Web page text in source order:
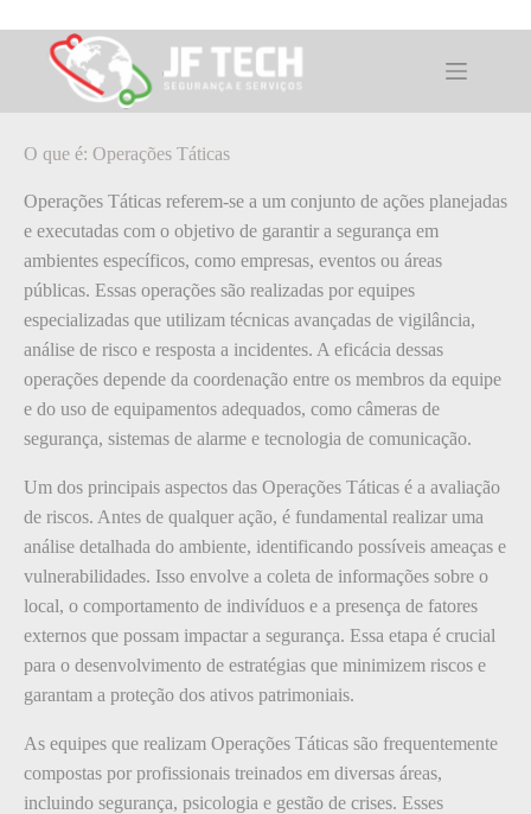
para
conteúdoO que é: Operações Táticas
O que é: Operações Táticas
Operações Táticas referem-se a um conjunto de ações planejadas
e executadas com o objetivo de garantir a segurança em
ambientes específicos, como empresas, eventos ou áreas
públicas. Essas operações são realizadas por equipes
especializadas que utilizam técnicas avançadas de vigilância,
análise de risco e resposta a incidentes. A eficácia dessas
operações depende da coordenação entre os membros da equipe
e do uso de equipamentos adequados, como câmeras de
segurança, sistemas de alarme e tecnologia de comunicação.
Um dos principais aspectos das Operações Táticas é a avaliação
de riscos. Antes de qualquer ação, é fundamental realizar uma
análise detalhada do ambiente, identificando possíveis ameaças e
vulnerabilidades. Isso envolve a coleta de informações sobre o
local, o comportamento de indivíduos e a presença de fatores
externos que possam impactar a segurança. Essa etapa é crucial
para o desenvolvimento de estratégias que minimizem riscos e
garantam a proteção dos ativos patrimoniais.
As equipes que realizam Operações Táticas são frequentemente
compostas por profissionais treinados em diversas áreas,
incluindo segurança, psicologia e gestão de crises. Esses